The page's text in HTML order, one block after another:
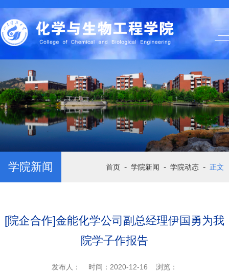
学院新闻 首页 - 学院新闻 - 学院动态 - 正文
[院企合作]金能化学公司副总经理伊国勇为我
院学子作报告
发布人： 时间：2020-12-16 浏览：